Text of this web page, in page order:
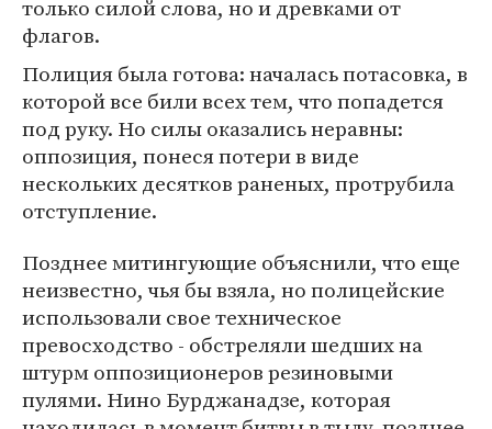
только силой слова, но и древками от
флагов.
Полиция была готова: началась потасовка, в
которой все били всех тем, что попадется
под руку. Но силы оказались неравны:
оппозиция, понеся потери в виде
нескольких десятков раненых, протрубила
отступление.
Позднее митингующие объяснили, что еще
неизвестно, чья бы взяла, но полицейские
использовали свое техническое
превосходство - обстреляли шедших на
штурм оппозиционеров резиновыми
пулями. Нино Бурджанадзе, которая